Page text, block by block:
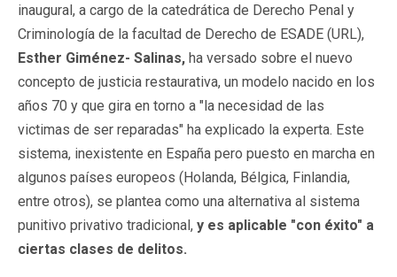
inaugural, a cargo de la catedrática de Derecho Penal y
Criminología de la facultad de Derecho de ESADE (URL),
Esther Giménez- Salinas, ha versado sobre el nuevo
concepto de justicia restaurativa, un modelo nacido en los
años 70 y que gira en torno a "la necesidad de las
victimas de ser reparadas" ha explicado la experta. Este
sistema, inexistente en España pero puesto en marcha en
algunos países europeos (Holanda, Bélgica, Finlandia,
entre otros), se plantea como una alternativa al sistema
punitivo privativo tradicional, y es aplicable "con éxito" a
ciertas clases de delitos.